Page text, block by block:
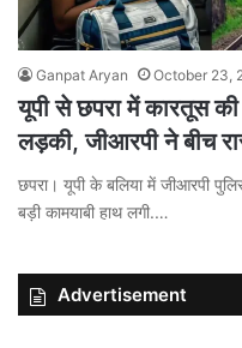
Ganpat Aryan October 23,
यूपी से छपरा में कारतूस
लड़की, जीआरपी ने बीच
छपरा। यूपी के बलिया में जीआरपी
बड़ी कामयाबी हाथ लगी.…
Advertisement